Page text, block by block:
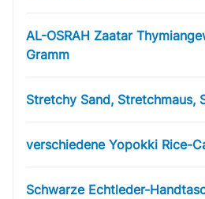
AL-OSRAH Zaatar
Gramm
Stretchy Sand, Stretchmaus,
verschiedene Yopokki Rice-
Schwarze Echtleder-